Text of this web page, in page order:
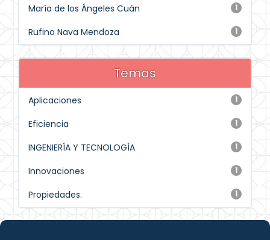
1
María de los Ángeles Cuán
1
Rufino Nava Mendoza
Temas
1
Aplicaciones
1
Eficiencia
1
INGENIERÍA Y TECNOLOGÍA
1
Innovaciones
1
Propiedades.